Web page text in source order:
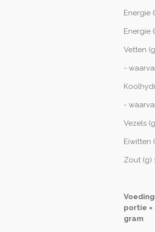
Energie
Energie
Vetten
-
-
Vezels
Eiwitten
Zout (g)
portie =
gram